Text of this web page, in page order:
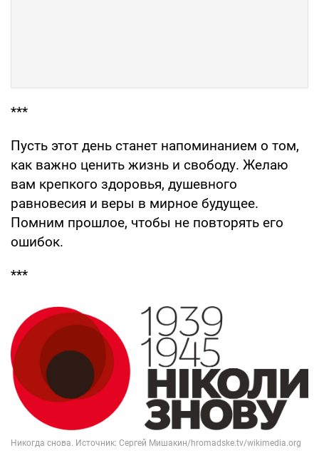
***
Пусть этот день станет напоминанием о том,
как важно ценить жизнь и свободу. Желаю
вам крепкого здоровья, душевного
равновесия и веры в мирное будущее.
Помним прошлое, чтобы не повторять его
ошибок.
***